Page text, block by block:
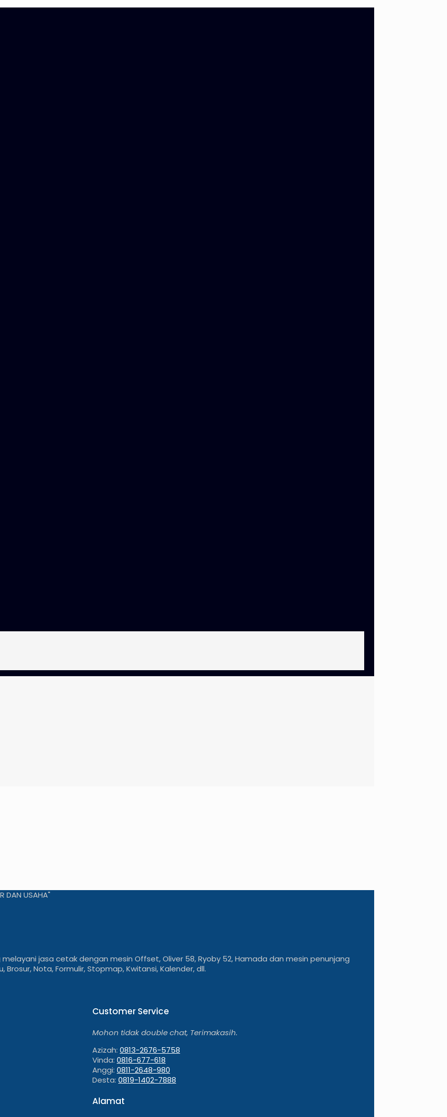
DAN USAHA"
jasa cetak dengan mesin Offset, Oliver 58, Ryoby 52, Hamada dan mesin penunjang
Nota, Formulir, Stopmap, Kwitansi, Kalender, dll.
Customer Service
Mohon tidak double chat, Terimakasih.
Azizah: 0813-2676-5758
Vinda: 0816-677-618
Anggi: 0811-2648-980
Desta: 0819-1402-7888
Alamat